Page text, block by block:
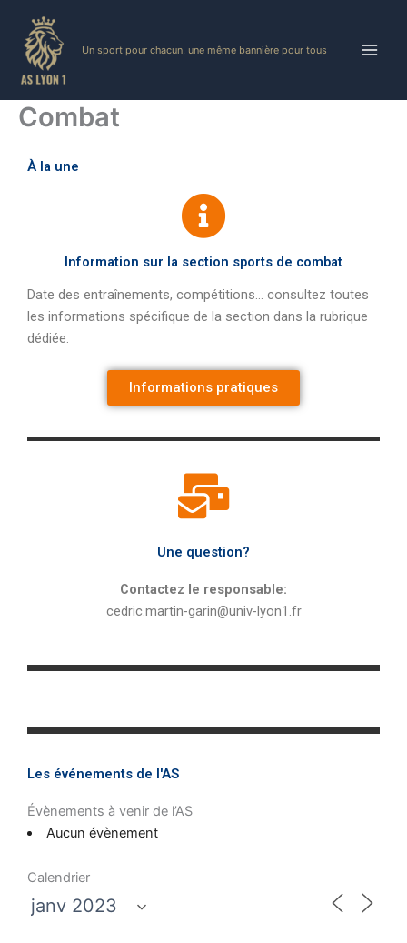
content
Un sport pour chacun, une même bannière pour tous
Combat
À la une
Information sur la section sports de combat
Date des entraînements, compétitions… consultez toutes
les informations spécifique de la section dans la rubrique
dédiée.
Informations pratiques
Une question?
Contactez le responsable:
cedric.martin-garin@univ-lyon1.fr
Les événements de l'AS
Évènements à venir de l’AS
Aucun évènement
Calendrier